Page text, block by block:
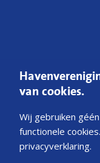
Postbus 54200
EMail ons
KvK 40341231
van cookies.
Wij gebruiken
functionele
privacyverklaring.